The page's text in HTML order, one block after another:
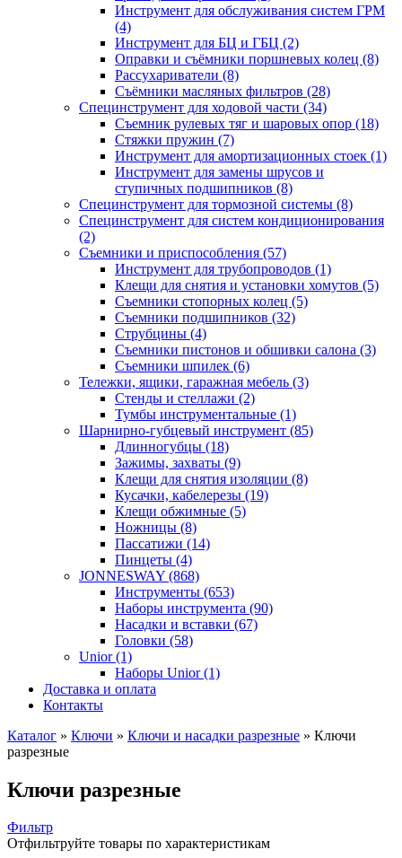
Инструмент для обслуживания систем ГРМ
(4)
Инструмент для БЦ и ГБЦ (2)
Оправки и съёмники поршневых колец (8)
Рассухариватели (8)
Съёмники масляных фильтров (28)
Специнструмент для ходовой части (34)
Съемник рулевых тяг и шаровых опор (18)
Стяжки пружин (7)
Инструмент для амортизационных стоек (1)
Инструмент для замены шрусов и
ступичных подшипников (8)
Специнструмент для тормозной системы (8)
Специнструмент для систем кондиционирования
(2)
Съемники и приспособления (57)
Инструмент для трубопроводов (1)
Клещи для снятия и установки хомутов (5)
Съемники стопорных колец (5)
Съемники подшипников (32)
Струбцины (4)
Съемники пистонов и обшивки салона (3)
Съемники шпилек (6)
Тележки, ящики, гаражная мебель (3)
Cтенды и стеллажи (2)
Тумбы инструментальные (1)
Шарнирно-губцевый инструмент (85)
Длинногубцы (18)
Зажимы, захваты (9)
Клещи для снятия изоляции (8)
Кусачки, кабелерезы (19)
Клещи обжимные (5)
Ножницы (8)
Пассатижи (14)
Пинцеты (4)
JONNESWAY (868)
Инструменты (653)
Наборы инструмента (90)
Насадки и вставки (67)
Головки (58)
Unior (1)
Наборы Unior (1)
Доставка и оплата
Контакты
Каталог » Ключи » Ключи и насадки разрезные » Ключи
разрезные
Ключи разрезные
Фильтр
Отфильтруйте товары по характеристикам